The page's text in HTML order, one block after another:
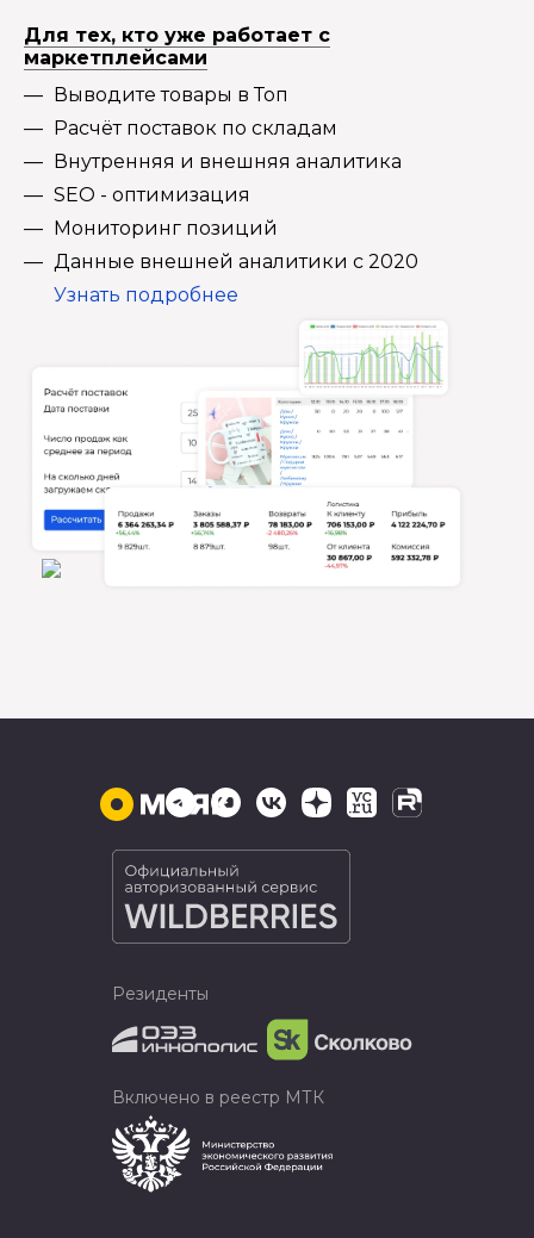
Для тех, кто уже работает с
маркетплейсами
Выводите товары в Топ
Расчёт поставок по складам
Внутренняя и внешняя аналитика
SEO - оптимизация
Мониторинг позиций
Данные внешней аналитики с 2020
Узнать подробнее
Резиденты
Включено в реестр МТК